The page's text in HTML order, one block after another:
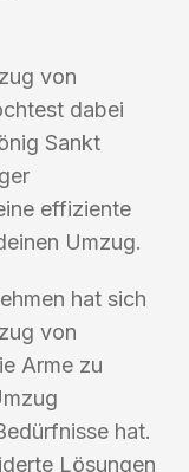
von
dabei
Sankt
effiziente
Umzug.
hat sich
von
Arme zu
hat.
Lösungen